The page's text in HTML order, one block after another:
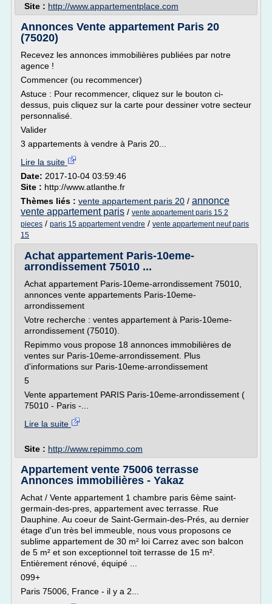
Site : http://www.appartementplace.com
Annonces Vente appartement Paris 20
(75020)
Recevez les annonces immobilières publiées par notre
agence !
Commencer (ou recommencer)
Astuce : Pour recommencer, cliquez sur le bouton ci-
dessus, puis cliquez sur la carte pour dessiner votre secteur
personnalisé.
Valider
3 appartements à vendre à Paris 20...
Lire la suite
Date: 2017-10-04 03:59:46
Site : http://www.atlanthe.fr
Thèmes liés : vente appartement paris 20 / annonce
vente appartement paris / vente appartement paris 15 2
pieces / paris 15 appartement vendre / vente appartement neuf paris
15
Achat appartement Paris-10eme-
arrondissement 75010 ...
Achat appartement Paris-10eme-arrondissement 75010,
annonces vente appartements Paris-10eme-
arrondissement
Votre recherche : ventes appartement à Paris-10eme-
arrondissement (75010).
Repimmo vous propose 18 annonces immobilières de
ventes sur Paris-10eme-arrondissement. Plus
d'informations sur Paris-10eme-arrondissement
5
Vente appartement PARIS Paris-10eme-arrondissement (
75010 - Paris -...
Lire la suite
Site : http://www.repimmo.com
Appartement vente 75006 terrasse
Annonces immobilières - Yakaz
Achat / Vente appartement 1 chambre paris 6ème saint-
germain-des-pres, appartement avec terrasse. Rue
Dauphine. Au coeur de Saint-Germain-des-Prés, au dernier
étage d'un très bel immeuble, nous vous proposons ce
sublime appartement de 30 m² loi Carrez avec son balcon
de 5 m² et son exceptionnel toit terrasse de 15 m².
Entièrement rénové, équipé ...
099+
Paris 75006, France - il y a 2...